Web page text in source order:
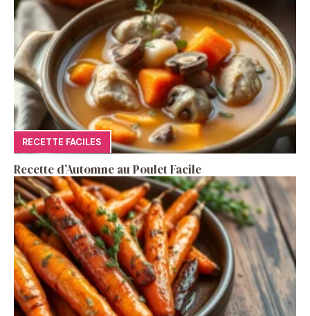
RECETTE FACILES
Recette d’Automne au Poulet Facile